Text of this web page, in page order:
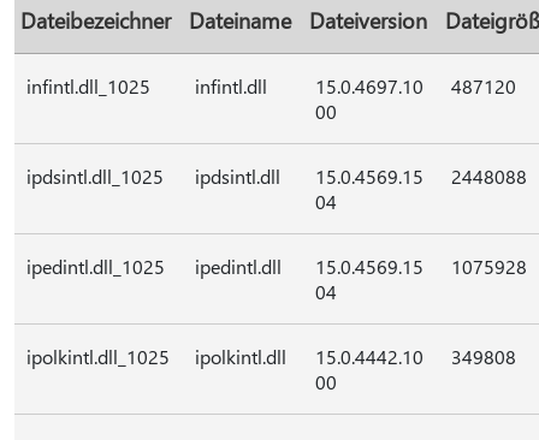
Dateibezeichner Dateiname Dateiversion
infintl.dll_1025 infintl.dll
15.0.4697.10
00
487120
ipdsintl.dll_1025 ipdsintl.dll
15.0.4569.15
04
2448088
ipedintl.dll_1025 ipedintl.dll
15.0.4569.15
04
1075928
ipolkintl.dll_1025 ipolkintl.dll
15.0.4442.10
00
349808